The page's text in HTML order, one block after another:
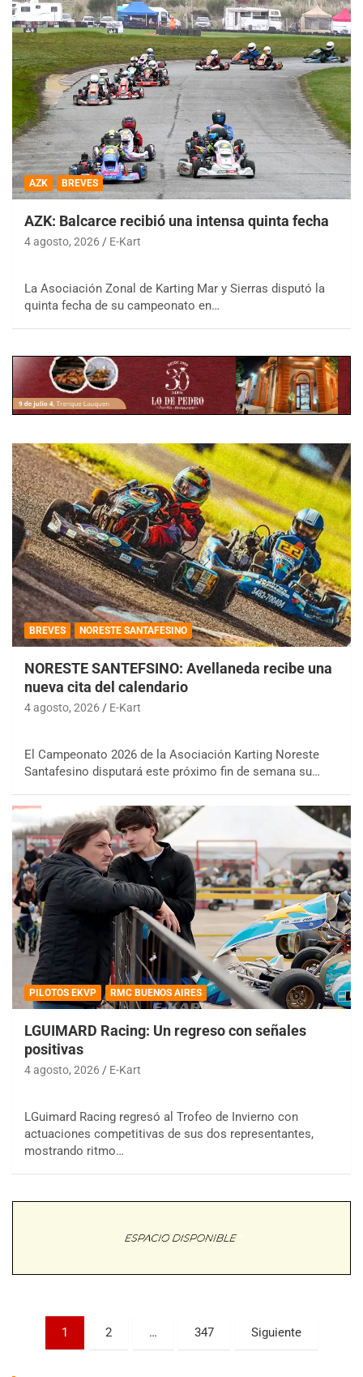
AZK BREVES
AZK: Balcarce recibió una intensa quinta fecha
4 agosto, 2026 E-Kart
La Asociación Zonal de Karting Mar y Sierras disputó la
quinta fecha de su campeonato en…
BREVES NORESTE SANTAFESINO
NORESTE SANTEFSINO: Avellaneda recibe una
nueva cita del calendario
4 agosto, 2026 E-Kart
El Campeonato 2026 de la Asociación Karting Noreste
Santafesino disputará este próximo fin de semana su…
PILOTOS EKVP RMC BUENOS AIRES
LGUIMARD Racing: Un regreso con señales
positivas
4 agosto, 2026 E-Kart
LGuimard Racing regresó al Trofeo de Invierno con
actuaciones competitivas de sus dos representantes,
mostrando ritmo…
Paginación
1 2 … 347 Siguiente
COBERTURA ESPECIAL DE E-KART.COM.AR
08/09-AGO
Parque de la Velocidad (Asfalto)
Villaguay (Entre Ríos)